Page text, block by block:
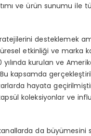
ımıveürün sunumu ile tü
desteklemek
üresel etkinliği ve marka
yılında kurulan ve
kapsamda gerçekleş
hayata geçirilmiş
ül koleksiyonlar ve
da büyümesini s